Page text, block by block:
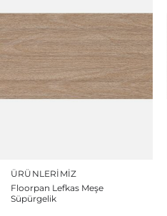
ÜRÜNLERIMIZ
Floorpan Lefkas Meşe
Süpürgelik